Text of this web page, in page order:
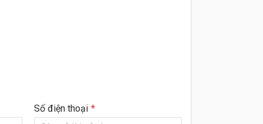
Số điện thoại